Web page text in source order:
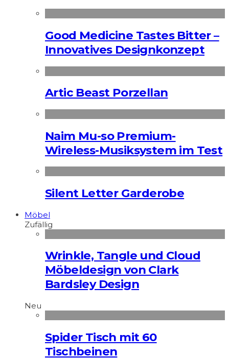
Good Medicine Tastes Bitter –
Innovatives Designkonzept
Artic Beast Porzellan
Naim Mu-so Premium-
Wireless-Musiksystem im Test
Silent Letter Garderobe
Möbel
Zufällig
Wrinkle, Tangle und Cloud
Möbeldesign von Clark
Bardsley Design
Neu
Spider Tisch mit 60
Tischbeinen